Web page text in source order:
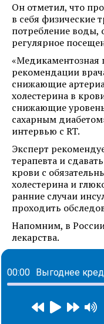
Он отметил, что
в себя физические
потребление воды,
регулярное
«Медикаментозная
рекомендации
снижающие
холестерина в
снижающие
сахарным
интервью с RT.
Эксперт
терапевта и
крови с
холестерина и
ранние случаи
проходить
Напомним, в
лекарства.
00:00